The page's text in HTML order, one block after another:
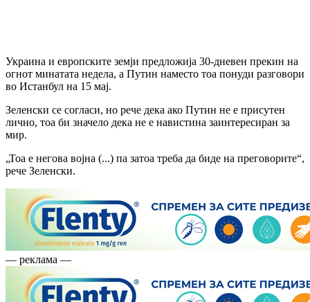
Украина и европските земји предложија 30-дневен прекин на
огнот минатата недела, а Путин наместо тоа понуди разговори
во Истанбул на 15 мај.
Зеленски се согласи, но рече дека ако Путин не е присутен
лично, тоа би значело дека не е навистина заинтересиран за
мир.
„Тоа е негова војна (...) па затоа треба да биде на преговорите“,
рече Зеленски.
— реклама —